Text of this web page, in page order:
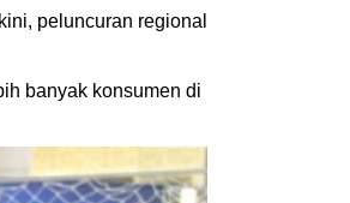
peluncuran regional
banyak konsumen di